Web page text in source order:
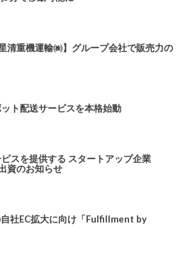
清重機運輸㈱】グループ会社で販売力の
ト配送サービスを本格始動
スを提供する スタートアップ企業
資のお知らせ
社EC拡大に向け「Fulfillment by